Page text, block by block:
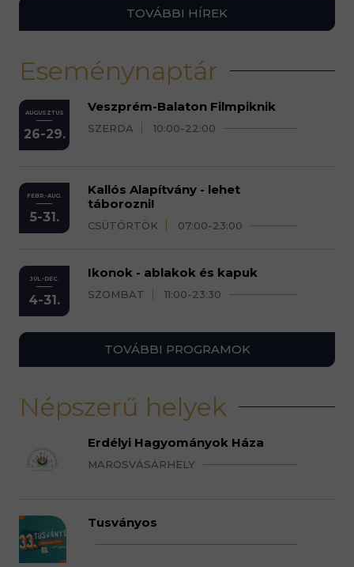
TOVÁBBI HÍREK
Eseménynaptár
AUGUSZTUS
26-29.
Veszprém-Balaton Filmpiknik
SZERDA 10:00-22:00
FEBR.-AUG.
5-31.
Kallós Alapítvány - lehet
táborozni!
CSÜTÖRTÖK 07:00-23:00
JÚL.-DEC.
4-31.
Ikonok - ablakok és kapuk
SZOMBAT 11:00-23:30
TOVÁBBI PROGRAMOK
Népszerű helyek
Erdélyi Hagyományok Háza
MAROSVÁSÁRHELY
Tusványos